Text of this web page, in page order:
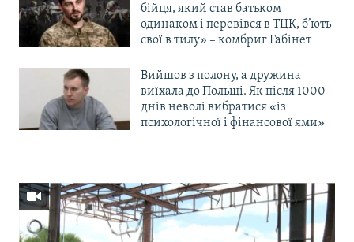
бійця, який став батьком-
одинаком і перевівся в ТЦК, б’ють
свої в тилу» – комбриг Габінет
Вийшов з полону, а дружина
виїхала до Польщі. Як після 1000
днів неволі вибратися «із
психологічної і фінансової ями»